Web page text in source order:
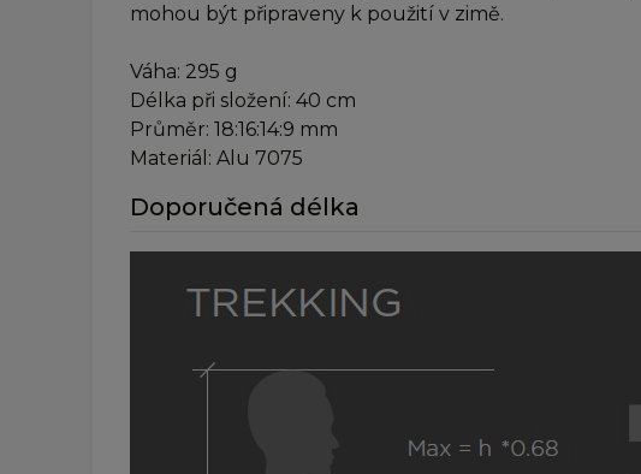
mohou být připraveny k použití v zimě.
Váha: 295 g
Délka při složení: 40 cm
Průměr: 18:16:14:9 mm
Materiál: Alu 7075
Doporučená délka